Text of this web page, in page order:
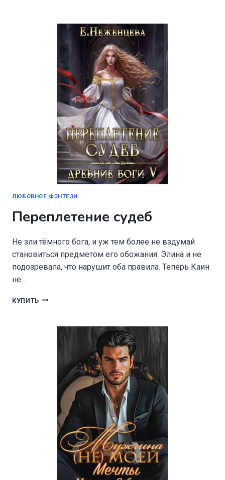
ЛЮБОВНОЕ ФЭНТЕЗИ
Переплетение судеб
Не зли тёмного бога, и уж тем более не вздумай
становиться предметом его обожания. Элина и не
подозревала, что нарушит оба правила. Теперь Каин
не…
КУПИТЬ ПЕРЕПЛЕТЕНИЕ